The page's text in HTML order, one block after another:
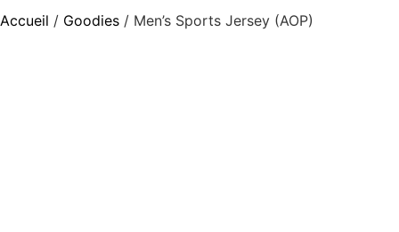
Accueil / Goodies / Men’s Sports Jersey (AOP)